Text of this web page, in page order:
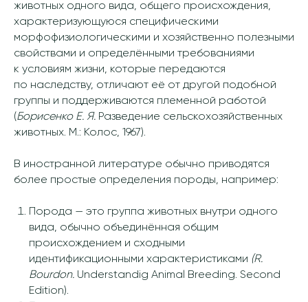
животных одного вида, общего происхождения,
характеризующуюся специфическими
морфофизиологическими и хозяйственно полезными
свойствами и определёнными требованиями
к условиям жизни, которые передаются
по наследству, отличают её от другой подобной
группы и поддерживаются племенной работой
(Борисенко Е. Я. Разведение сельскохозяйственных
животных. М.: Колос, 1967).
В иностранной литературе обычно приводятся
более простые определения породы, например:
Порода — это группа животных внутри одного
вида, обычно объединённая общим
происхождением и сходными
идентификационными характеристиками (R.
Bourdon. Understandig Animal Breeding. Second
Edition).